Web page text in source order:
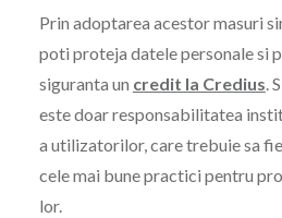
Prin adoptarea acestor masuri
poti proteja datele personale si
siguranta un credit la Credius .
este doar responsabilitatea
a utilizatorilor, care trebuie sa
cele mai bune practici pentru
lor.